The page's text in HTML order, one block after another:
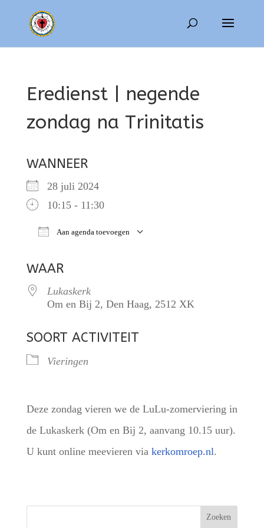
Eredienst | negende
zondag na Trinitatis
WANNEER
28 juli 2024
10:15 - 11:30
Aan agenda toevoegen
WAAR
Lukaskerk
Om en Bij 2, Den Haag, 2512 XK
SOORT ACTIVITEIT
Vieringen
Deze zondag vieren we de LuLu-zomerviering in
de Lukaskerk (Om en Bij 2, aanvang 10.15 uur).
U kunt online meevieren via kerkomroep.nl.